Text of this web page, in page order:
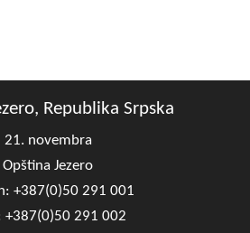
Republika Srpska
21. novembra
Opština Jezero
+387(0)50 291 001
+387(0)50 291 002